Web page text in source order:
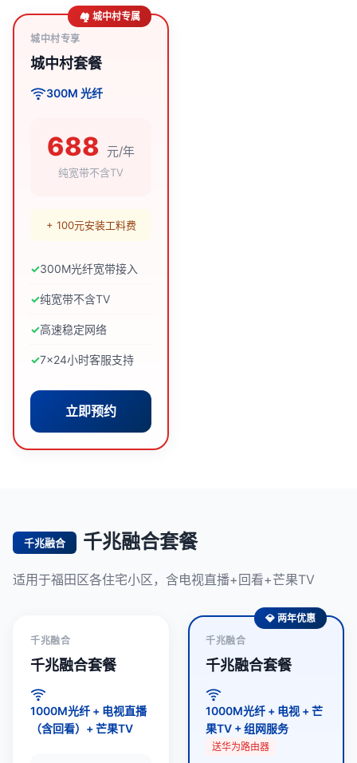
🏘️ 城中村专属
城中村专享
城中村套餐
300M 光纤
688 元/年
纯宽带不含TV
+ 100元安装工料费
300M光纤宽带接入
纯宽带不含TV
高速稳定网络
7×24小时客服支持
立即预约
千兆融合 千兆融合套餐
适用于福田区各住宅小区，含电视直播+回看+芒果TV
千兆融合
千兆融合套餐
1000M光纤 + 电视直播
（含回看）+ 芒果TV
💎 两年优惠
千兆融合
千兆融合套餐
1000M光纤 + 电视 + 芒
果TV + 组网服务
送华为路由器